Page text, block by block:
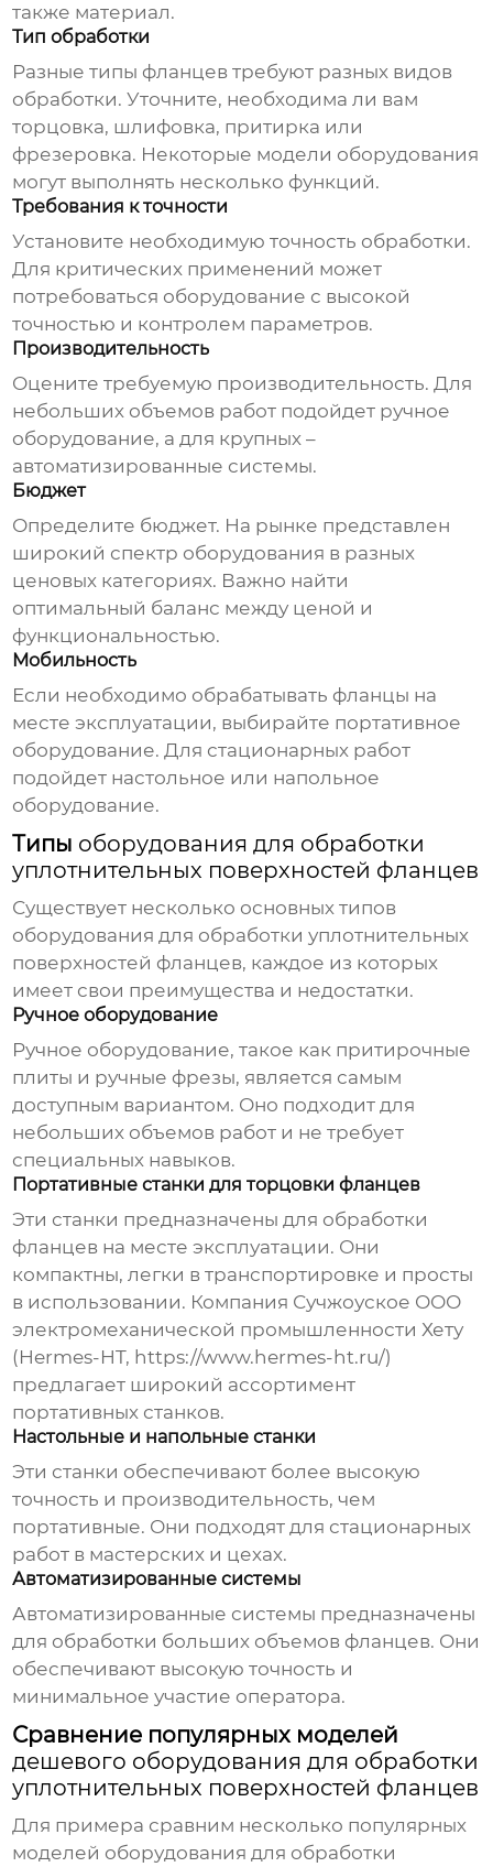
также материал.
Тип обработки
Разные типы фланцев требуют разных видов
обработки. Уточните, необходима ли вам
торцовка, шлифовка, притирка или
фрезеровка. Некоторые модели оборудования
могут выполнять несколько функций.
Требования к точности
Установите необходимую точность обработки.
Для критических применений может
потребоваться оборудование с высокой
точностью и контролем параметров.
Производительность
Оцените требуемую производительность. Для
небольших объемов работ подойдет ручное
оборудование, а для крупных –
автоматизированные системы.
Бюджет
Определите бюджет. На рынке представлен
широкий спектр оборудования в разных
ценовых категориях. Важно найти
оптимальный баланс между ценой и
функциональностью.
Мобильность
Если необходимо обрабатывать фланцы на
месте эксплуатации, выбирайте портативное
оборудование. Для стационарных работ
подойдет настольное или напольное
оборудование.
Типы оборудования для обработки
уплотнительных поверхностей фланцев
Существует несколько основных типов
оборудования для обработки уплотнительных
поверхностей фланцев, каждое из которых
имеет свои преимущества и недостатки.
Ручное оборудование
Ручное оборудование, такое как притирочные
плиты и ручные фрезы, является самым
доступным вариантом. Оно подходит для
небольших объемов работ и не требует
специальных навыков.
Портативные станки для торцовки фланцев
Эти станки предназначены для обработки
фланцев на месте эксплуатации. Они
компактны, легки в транспортировке и просты
в использовании. Компания Сучжоуское ООО
электромеханической промышленности Хету
(Hermes-HT, https://www.hermes-ht.ru/)
предлагает широкий ассортимент
портативных станков.
Настольные и напольные станки
Эти станки обеспечивают более высокую
точность и производительность, чем
портативные. Они подходят для стационарных
работ в мастерских и цехах.
Автоматизированные системы
Автоматизированные системы предназначены
для обработки больших объемов фланцев. Они
обеспечивают высокую точность и
минимальное участие оператора.
Сравнение популярных моделей
дешевого оборудования для обработки
уплотнительных поверхностей фланцев
Для примера сравним несколько популярных
моделей оборудования для обработки